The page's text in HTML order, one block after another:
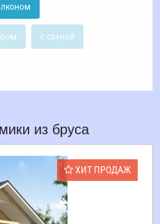
с сауной
из бруса
ХИТ ПРОДАЖ